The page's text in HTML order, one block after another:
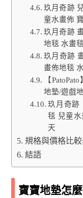
玖月奇跡
童水畫佈
玖月奇跡
地毯 水畫
玖月奇跡
畫佈地毯
【
地墊/遊戲
玖月奇跡
毯 兒童
天
規格與價格比
結語
寶寶地墊怎